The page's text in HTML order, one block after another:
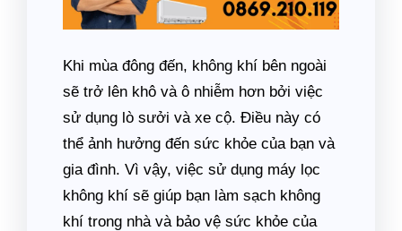
Khi mùa đông đến, không khí bên ngoài
sẽ trở lên khô và ô nhiễm hơn bởi việc
sử dụng lò sưởi và xe cộ. Điều này có
thể ảnh hưởng đến sức khỏe của bạn và
gia đình. Vì vậy, việc sử dụng máy lọc
không khí sẽ giúp bạn làm sạch không
khí trong nhà và bảo vệ sức khỏe của